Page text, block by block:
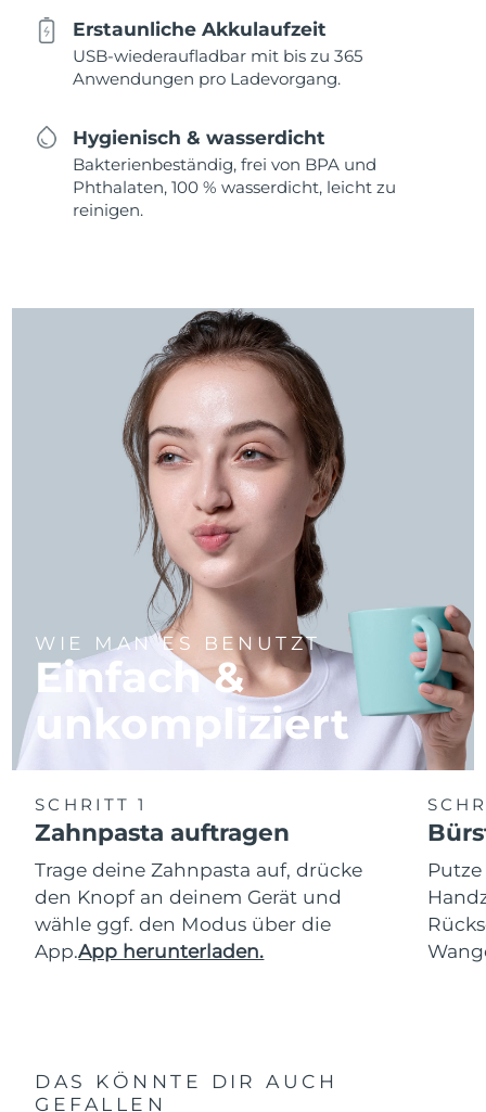
Erstaunliche Akkulaufzeit
USB-wiederaufladbar mit bis zu 365
Anwendungen pro Ladevorgang.
Hygienisch & wasserdicht
Bakterienbeständig, frei von BPA und
Phthalaten, 100 % wasserdicht, leicht zu
reinigen.
WIE MAN ES BENUTZT
Einfach &
unkompliziert
SCHRITT 1
Zahnpasta auftragen
Trage deine Zahnpasta auf, drücke
den Knopf an deinem Gerät und
wähle ggf. den Modus über die
App.App herunterladen.
DAS KÖNNTE DIR AUCH
GEFALLEN